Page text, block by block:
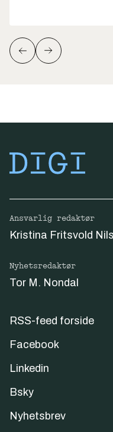
Ansvarlig redaktør
Kristina Fritsvold
Nyhetsredaktør
Tor M. Nondal
RSS-feed forside
Facebook
Linkedin
Bsky
Nyhetsbrev